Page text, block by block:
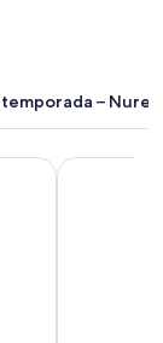
a
a
n
–
NOVINA